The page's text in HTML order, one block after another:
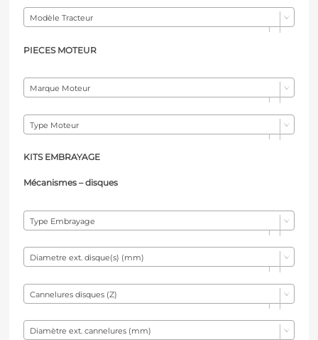
Modèle Tracteur
PIECES MOTEUR
Marque Moteur
Type Moteur
KITS EMBRAYAGE
Mécanismes – disques
Type Embrayage
Diametre ext. disque(s) (mm)
Cannelures disques (Z)
Diamètre ext. cannelures (mm)